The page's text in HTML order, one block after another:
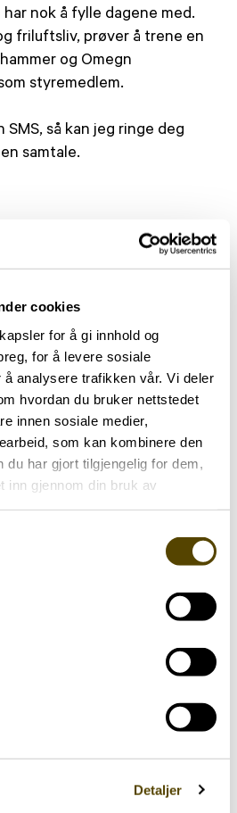
cookies
for å gi innhold og
for å levere sosiale
analysere trafikken vår. Vi deler
hvordan du bruker nettstedet
innen sosiale medier,
som kan kombinere den
du har gjort tilgjengelig for dem,
inn gjennom din bruk av
Detaljer
nok å fylle dagene med.
friluftsliv, prøver å trene en
og Omegn
styremedlem.
SMS, så kan jeg ringe deg
samtale.